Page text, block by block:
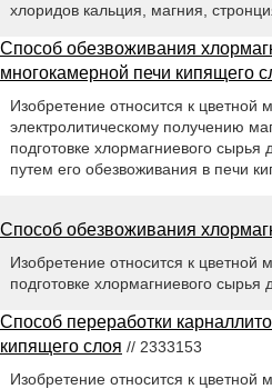
хлоридов кальция, магния,
Способ обезвоживания
многокамерной печи кипящего
Изобретение относится к цветной
электролитическому получению
подготовке хлормагниевого сырья
путем его обезвоживания в печи
Способ обезвоживания
Изобретение относится к цветной
подготовке хлормагниевого сырья
Способ переработки
кипящего слоя // 2333153
Изобретение относится к цветной